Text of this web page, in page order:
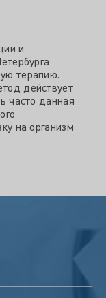
и
терапию.
действует
часто данная
на организм